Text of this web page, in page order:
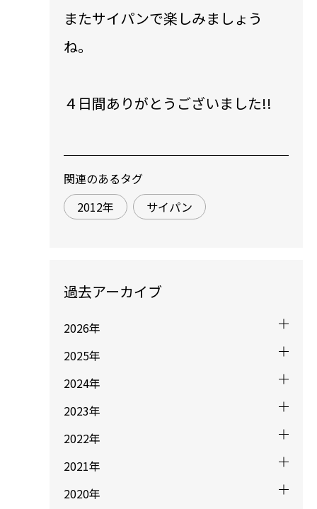
またサイパンで楽しみましょう
ね。
４日間ありがとうございました!!
関連のあるタグ
2012年
サイパン
過去アーカイブ
2026年
2025年
2024年
2023年
2022年
2021年
2020年